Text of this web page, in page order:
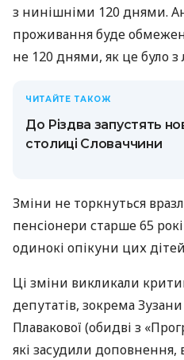
з нинішніми 120 днями.
проживання буде
не 120 днями, як це було з
ЧИТАЙТЕ ТАКОЖ
До Різдва запустять
столиці Словаччини
Зміни не торкнуться
пенсіонери старше 65
одинокі опікуни цих
Ці зміни викликали
депутатів, зокрема
Плавакової (обидві з
які засудили доповнення,